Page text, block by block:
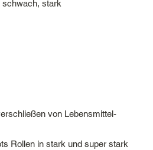
schwach, stark
von Lebensmittel-
Rollen in stark und super stark